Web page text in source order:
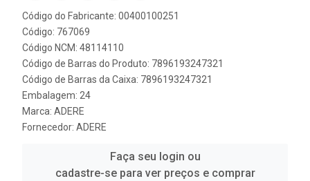
Código do Fabricante: 00400100251
Código: 767069
Código NCM: 48114110
Código de Barras do Produto: 7896193247321
Código de Barras da Caixa: 7896193247321
Embalagem: 24
Marca: ADERE
Fornecedor: ADERE
Faça seu login ou
cadastre-se para ver preços e comprar